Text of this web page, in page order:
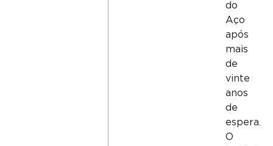
do
Aço
após
mais
de
vinte
anos
de
espera.
O